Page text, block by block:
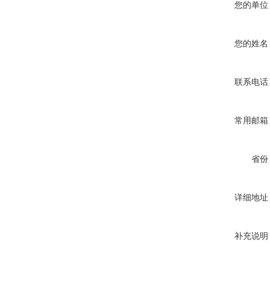
您的单位
您的姓名
联系电话
常用邮箱
省份
详细地址
补充说明